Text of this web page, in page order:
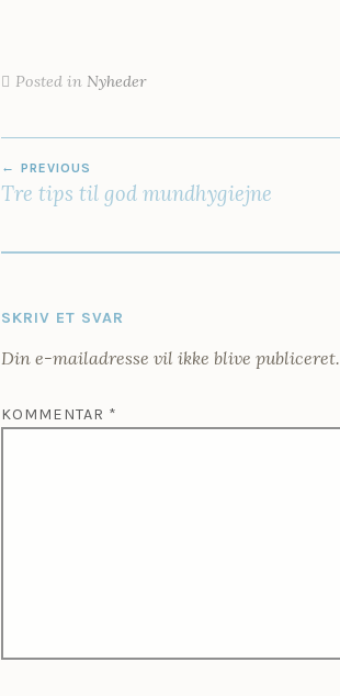
Posted in Nyheder
PREVIOUS
Tre tips til god mundhygiejne
SKRIV ET SVAR
Din e-mailadresse vil ikke blive publiceret.
KOMMENTAR *